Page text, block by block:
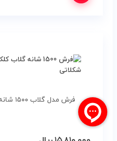
فرش مدل گلاب ۱۵۰۰ شانه کلکسیون آمیتیس